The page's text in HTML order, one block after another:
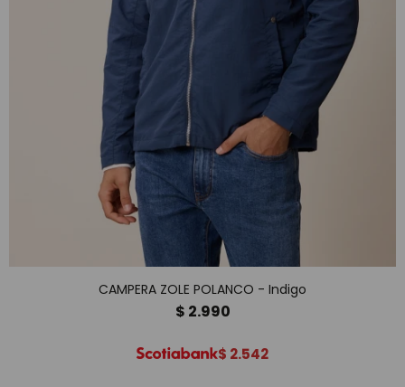
CAMPERA ZOLE POLANCO - Indigo
$ 2.990
$ 2.542